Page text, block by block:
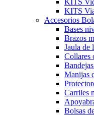
KITS
KITS
Accesorios
Bases
Brazos
Jaula de
Collares
Manijas
Carriles
Bolsas